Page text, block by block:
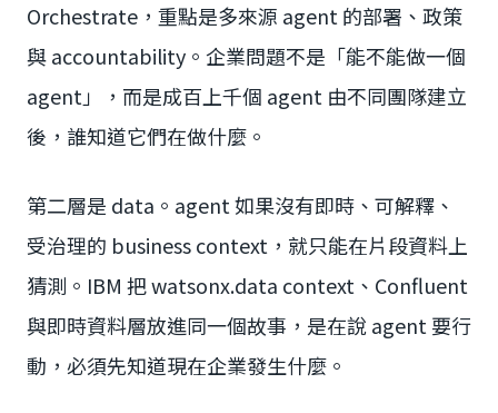
Orchestrate，重點是多來源 agent 的部署、政策
與 accountability。企業問題不是「能不能做一個
agent」，而是成百上千個 agent 由不同團隊建立
後，誰知道它們在做什麼。
第二層是 data。agent 如果沒有即時、可解釋、
受治理的 business context，就只能在片段資料上
猜測。IBM 把 watsonx.data context、Confluent
與即時資料層放進同一個故事，是在說 agent 要行
動，必須先知道現在企業發生什麼。